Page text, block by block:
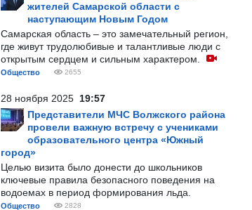
жителей Самарской области с
наступающим Новым Годом
Самарская область – это замечательный регион,
где живут трудолюбивые и талантливые люди с
открытым сердцем и сильным характером.
Общество 2655
28 ноября 2025 19:57
Представители МЧС Волжского района
провели важную встречу с учениками
образовательного центра «Южный
город»
Целью визита было донести до школьников
ключевые правила безопасного поведения на
водоемах в период формирования льда.
Общество 2828